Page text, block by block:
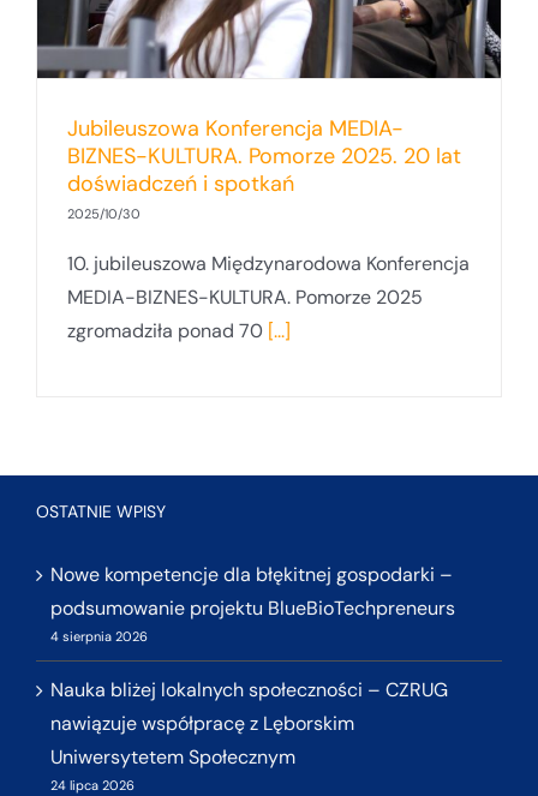
Jubileuszowa Konferencja MEDIA-
BIZNES-KULTURA. Pomorze 2025. 20 lat
doświadczeń i spotkań
2025/10/30
10. jubileuszowa Międzynarodowa Konferencja
MEDIA-BIZNES-KULTURA. Pomorze 2025
zgromadziła ponad 70 [...]
OSTATNIE WPISY
Nowe kompetencje dla błękitnej gospodarki –
podsumowanie projektu BlueBioTechpreneurs
4 sierpnia 2026
Nauka bliżej lokalnych społeczności – CZRUG
nawiązuje współpracę z Lęborskim
Uniwersytetem Społecznym
24 lipca 2026